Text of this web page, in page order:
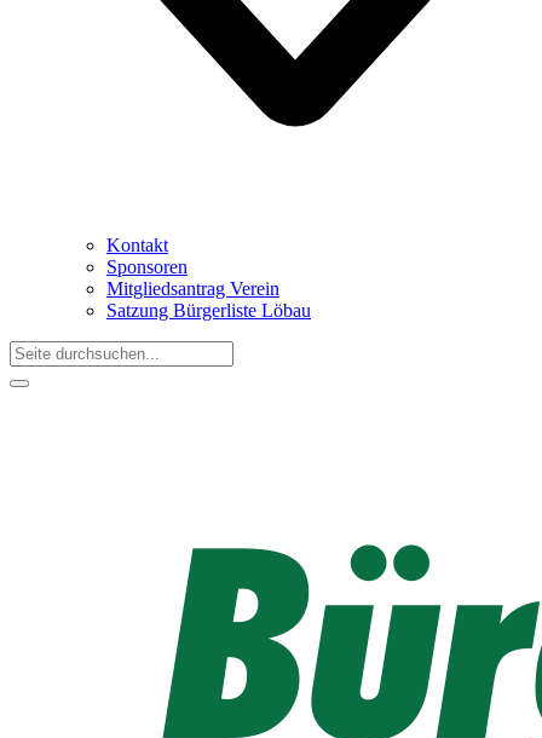
Kontakt
Sponsoren
Mitgliedsantrag Verein
Satzung Bürgerliste Löbau